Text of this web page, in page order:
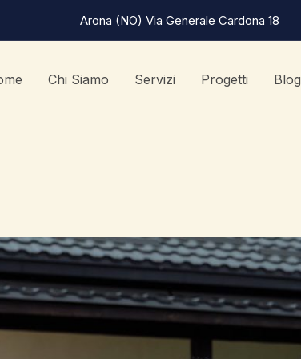
Arona (NO) Via Generale Cardona 18
Chi Siamo Servizi Progetti Blog